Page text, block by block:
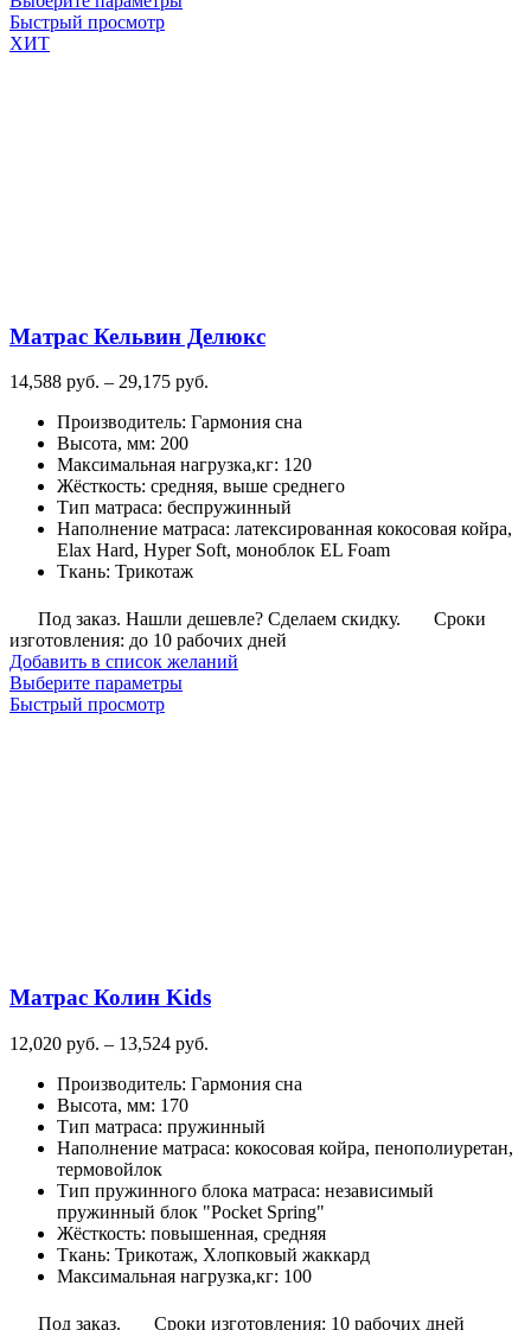
Быстрый просмотр
ХИТ
Матрас Кельвин Делюкс
14,588 руб. – 29,175 руб.
14,588
–
29,175
руб.
Производитель: Гармония сна
Высота, мм: 200
Максимальная нагрузка,кг: 120
Жёсткость: средняя, выше среднего
Тип матраса: беспружинный
Наполнение матраса: латексированная кокосовая койра,
Elax Hard, Hyper Soft, моноблок EL Foam
Ткань: Трикотаж
Под заказ. Нашли дешевле? Сделаем скидку.
Сроки
изготовления: до 10 рабочих дней
Добавить в список желаний
Выберите параметрыЭтот
Быстрый просмотр
Матрас Колин Kids
12,020 руб. – 13,524 руб.
12,020
–
13,524
Производитель: Гармония сна
Высота, мм: 170
Тип матраса: пружинный
Наполнение матраса: кокосовая койра, пенополиуретан,
термовойлок
Тип пружинного блока матраса: независимый
пружинный блок "Pocket Spring"
Жёсткость: повышенная, средняя
Ткань: Трикотаж, Хлопковый жаккард
Максимальная нагрузка,кг: 100
Под заказ.
Сроки изготовления: 10 рабочих дней